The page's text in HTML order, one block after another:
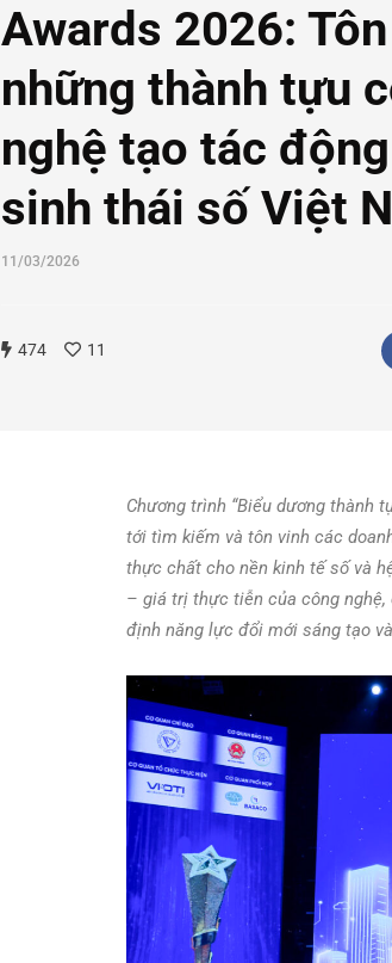
Awards 2026:
những thành tựu
nghệ tạo tác
sinh thái số Việt
11/03/2026
474 11
Chương trình “Biểu dương thành
tới tìm kiếm và tôn vinh các
thực chất cho nền kinh tế số và
– giá trị thực tiễn của công
định năng lực đổi mới sáng tạo